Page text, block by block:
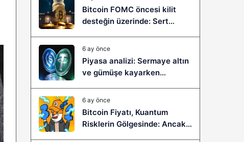
Bitcoin FOMC öncesi kilit
desteğin üzerinde: Sert
geliyor?
6 ay önce
Piyasa analizi: Sermaye altın
ve gümüşe kayarken
6 ay önce
Bitcoin Fiyatı, Kuantum
Risklerin Gölgesinde: Ancak